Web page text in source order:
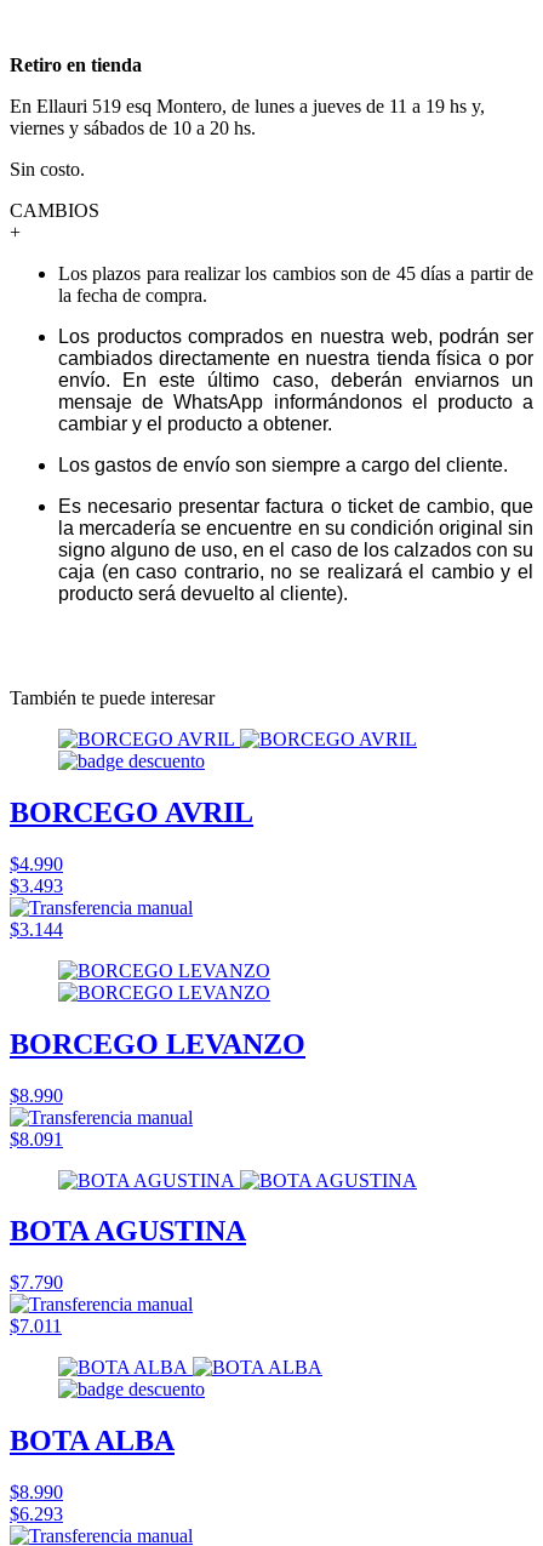
Retiro en tienda
En Ellauri 519 esq Montero, de lunes a jueves de 11 a 19 hs y,
viernes y sábados de 10 a 20 hs.
Sin costo.
CAMBIOS
+
Los plazos para realizar los cambios son de 45 días a partir de
la fecha de compra.
Los productos comprados en nuestra web, podrán ser
cambiados directamente en nuestra tienda física o por
envío. En este último caso, deberán enviarnos un
mensaje de WhatsApp informándonos el producto a
cambiar y el producto a obtener.
Los gastos de envío son siempre a cargo del cliente.
Es necesario presentar factura o ticket de cambio, que
la mercadería se encuentre en su condición original sin
signo alguno de uso, en el caso de los calzados con su
caja (en caso contrario, no se realizará el cambio y el
producto será devuelto al cliente).
También te puede interesar
BORCEGO AVRIL
$4.990
$3.493
$3.144
BORCEGO LEVANZO
$8.990
$8.091
BOTA AGUSTINA
$7.790
$7.011
BOTA ALBA
$8.990
$6.293